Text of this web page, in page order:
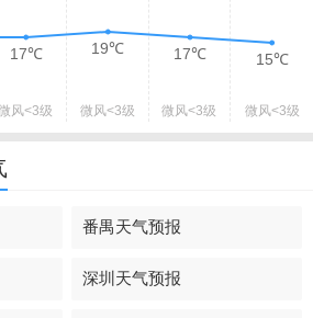
风<3级 微风<3级 微风<3级 微风<3级
17℃ 19℃ 17℃ 15℃
番禺天气预报
深圳天气预报